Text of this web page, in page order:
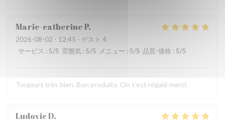
Marie-catherineP
2026-08-02 - 12:45 - ゲスト 4
サービス : 5/5 雰囲気 : 5/5 メニュー : 5/5 品質-価格 : 5/5
Toujours très bien. Bon produits. On s’est régalé merci.
LudovicD